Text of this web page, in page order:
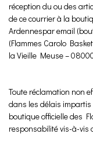
réception du ou des
de ce courrier à la
Ardennespar email
(Flammes Carolo
la Vieille Meuse – 08000
Toute réclamation non
dans les délais
boutique officielle des
responsabilité vis-à-vis